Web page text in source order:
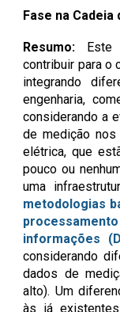
Fase na Cadeia
Resumo:
contribuir para o
integrando
engenharia,
considerando a
de medição
elétrica, que
pouco ou
uma
metodologias
informações
considerando
dados de
alto). Um
às já